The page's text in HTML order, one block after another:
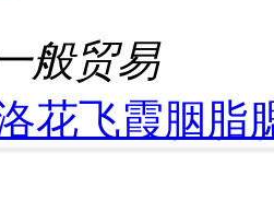
般贸易
花飞霞胭脂